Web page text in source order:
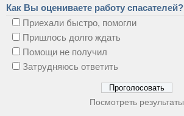
Как Вы оцениваете работу спасателей?
Приехали быстро, помогли
Пришлось долго ждать
Помощи не получил
Затрудняюсь ответить
Посмотреть результаты